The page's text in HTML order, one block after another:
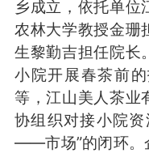
乡成立，依托单位
农林大学教授金珊
生黎勤吉担任院长
小院开展春茶前
等，江山美人茶业
协组织对接小院
——市场”的闭环。